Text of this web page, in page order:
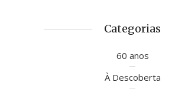
Categorias
60 anos
À Descoberta